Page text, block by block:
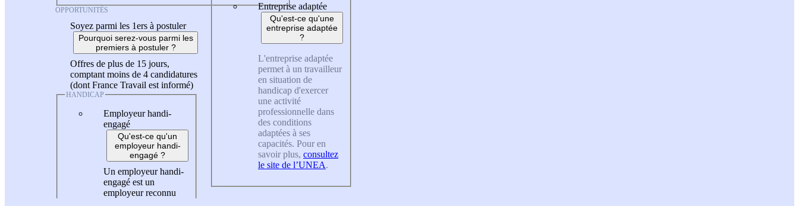
OPPORTUNITÉS
Soyez parmi les 1ers à postuler
Pourquoi serez-vous parmi les
premiers à postuler ?
Offres de plus de 15 jours,
comptant moins de 4 candidatures
(dont France Travail est informé)
HANDICAP
Employeur handi-
engagé
Qu'est-ce qu'un
employeur handi-
engagé ?
Un employeur handi-
engagé est un
employeur reconnu
Entreprise adaptée
Qu'est-ce qu'une
entreprise adaptée
?
L'entreprise adaptée
permet à un travailleur
en situation de
handicap d'exercer
une activité
professionnelle dans
des conditions
adaptées à ses
capacités. Pour en
savoir plus, consultez
le site de l’UNEA.